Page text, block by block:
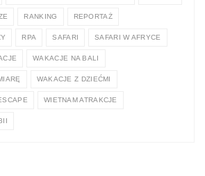
RANKING REPORTAŻ
RPA SAFARI SAFARI W AFRYCE
WAKACJE NA BALI
WAKACJE Z DZIEĆMI
WIETNAM ATRAKCJE